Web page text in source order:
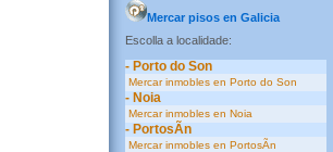
Mercar pisos en Galicia
Escolla a localidade:
- Porto do Son
Mercar inmobles en Porto do Son
- Noia
Mercar inmobles en Noia
- PortosÃ­n
Mercar inmobles en PortosÃ­n